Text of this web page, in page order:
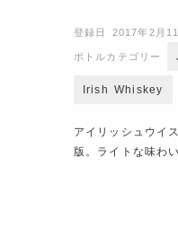
登録日 2017年2月11
ボトルカテゴリー
Irish Whiskey
アイリッシュウイ
版。ライトな味わ